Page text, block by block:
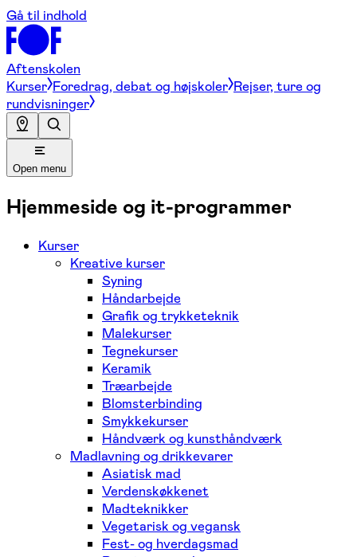
Gå til indhold
Aftenskolen
Kurser Foredrag, debat og højskoler Rejser, ture og
rundvisninger
Open menu
Hjemmeside og it-programmer
Kurser
Kreative kurser
Syning
Håndarbejde
Grafik og trykketeknik
Malekurser
Tegnekurser
Keramik
Træarbejde
Blomsterbinding
Smykkekurser
Håndværk og kunsthåndværk
Madlavning og drikkevarer
Asiatisk mad
Verdenskøkkenet
Madteknikker
Vegetarisk og vegansk
Fest- og hverdagsmad